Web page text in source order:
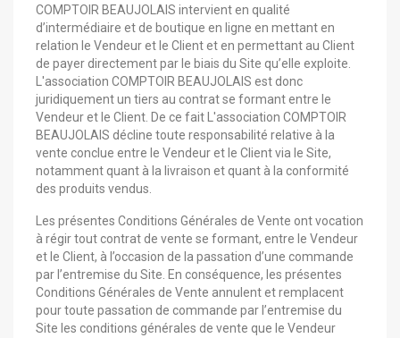
COMPTOIR BEAUJOLAIS intervient en qualité
d’intermédiaire et de boutique en ligne en mettant en
relation le Vendeur et le Client et en permettant au Client
de payer directement par le biais du Site qu’elle exploite.
L'association COMPTOIR BEAUJOLAIS est donc
juridiquement un tiers au contrat se formant entre le
Vendeur et le Client. De ce fait L'association COMPTOIR
BEAUJOLAIS décline toute responsabilité relative à la
vente conclue entre le Vendeur et le Client via le Site,
notamment quant à la livraison et quant à la conformité
des produits vendus.
Les présentes Conditions Générales de Vente ont vocation
à régir tout contrat de vente se formant, entre le Vendeur
et le Client, à l’occasion de la passation d’une commande
par l’entremise du Site. En conséquence, les présentes
Conditions Générales de Vente annulent et remplacent
pour toute passation de commande par l’entremise du
Site les conditions générales de vente que le Vendeur